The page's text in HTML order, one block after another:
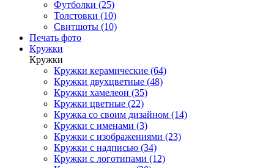
Футболки (25)
Толстовки (10)
Свитшоты (10)
Печать фото
Кружки
Кружки
Кружки керамические (64)
Кружки двухцветные (48)
Кружки хамелеон (35)
Кружки цветные (22)
Кружка со своим дизайном (14)
Кружки с именами (3)
Кружки с изображениями (23)
Кружки с надписью (34)
Кружки с логотипами (12)